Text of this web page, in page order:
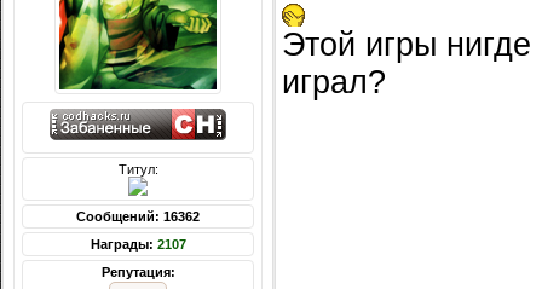
Титул:
Сообщений: 16362
Награды: 2107
Репутация:
Этой игры
играл?